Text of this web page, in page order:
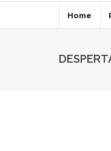
Home